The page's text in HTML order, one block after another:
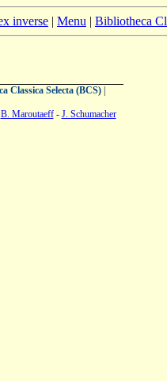
inverse | Menu | Bibliotheca
Classica Selecta (BCS)|
B. Maroutaeff- J. Schumacher